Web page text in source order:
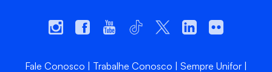
Fale Conosco Trabalhe Conosco
Sempre Unifor